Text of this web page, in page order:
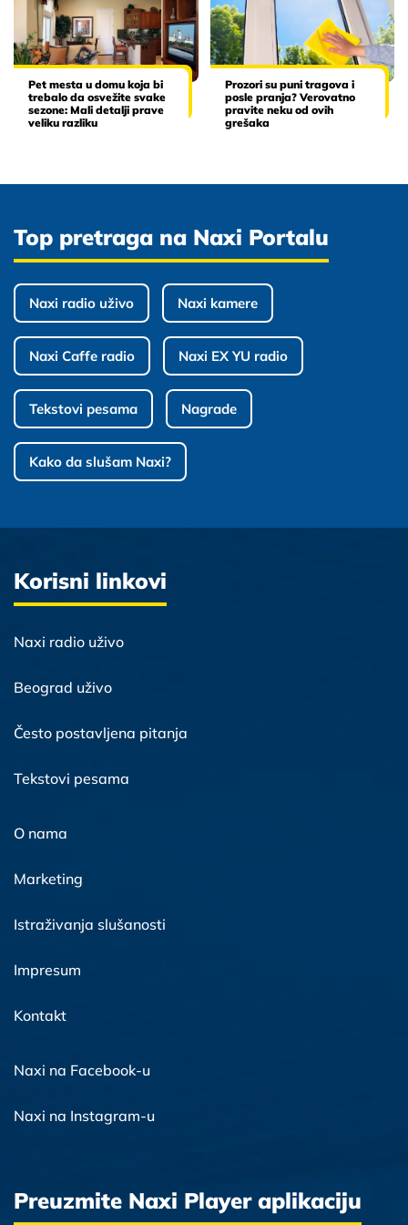
Pet mesta u domu koja bi
trebalo da osvežite svake
sezone: Mali detalji prave
veliku razliku
Prozori su puni tragova i
posle pranja? Verovatno
pravite neku od ovih
grešaka
Top pretraga na Naxi Portalu
Naxi radio uživo Naxi kamere
Naxi Caffe radio Naxi EX YU radio
Tekstovi pesama Nagrade
Kako da slušam Naxi?
Korisni linkovi
Naxi radio uživo
Beograd uživo
Često postavljena pitanja
Tekstovi pesama
O nama
Marketing
Istraživanja slušanosti
Impresum
Kontakt
Naxi na Facebook-u
Naxi na Instagram-u
Preuzmite Naxi Player aplikaciju